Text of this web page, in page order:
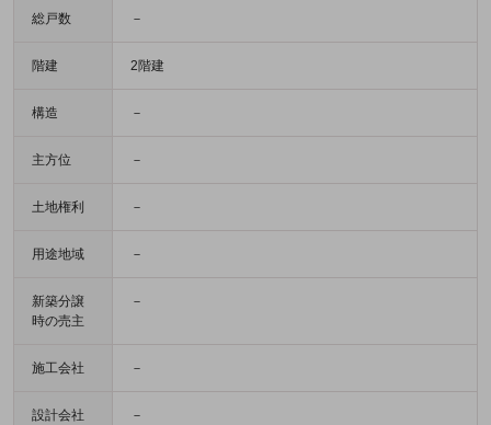
総戸数 －
階建 2階建
構造 －
主方位 －
土地権利 －
用途地域 －
新築分譲
時の売主
－
施工会社 －
設計会社 －